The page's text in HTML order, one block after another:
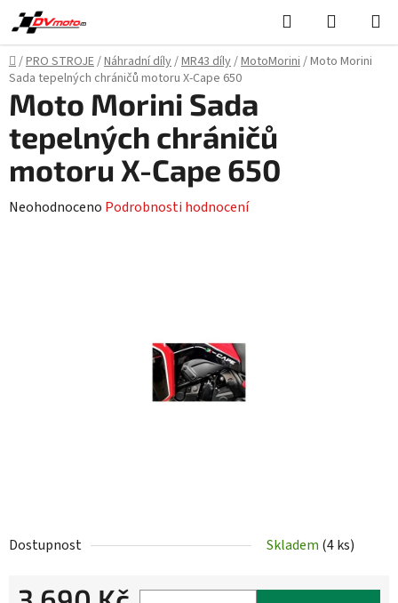
Přejít
na
obsah
Hledat
KOŠÍK
Domů
/PRO STROJE/Náhradní díly/MR43 díly/MotoMorini/Moto Morini
Sada tepelných chráničů motoru X-Cape 650
Dostupnost Skladem (4 ks)
Moto Morini Sada
tepelných chráničů
motoru X-Cape 650
Průměrné
Neohodnoceno Podrobnosti hodnocení